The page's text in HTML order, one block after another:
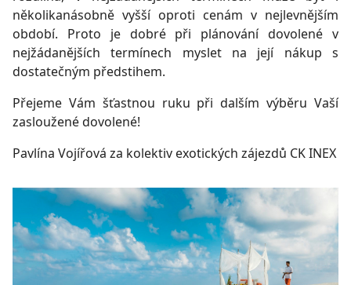
několikanásobně vyšší oproti cenám v nejlevnějším
období. Proto je dobré při plánování dovolené v
nejžádanějších termínech myslet na její nákup s
dostatečným předstihem.
Přejeme Vám šťastnou ruku při dalším výběru Vaší
zasloužené dovolené!
Pavlína Vojířová za kolektiv exotických zájezdů CK INEX